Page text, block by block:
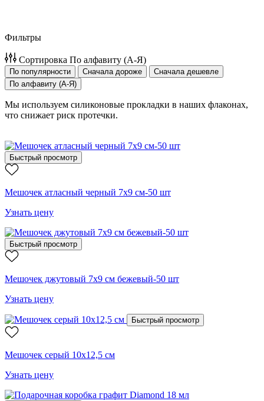
Фильтры
Сортировка По алфавиту (А-Я)
По популярности Сначала дороже
Сначала дешевле
По алфавиту (А-Я)
Мы используем силиконовые прокладки в наших флаконах,
что снижает риск протечки.
Быстрый просмотр
Мешочек атласный черный 7х9 см-50 шт
Узнать цену
Быстрый просмотр
Мешочек джутовый 7х9 см бежевый-50 шт
Узнать цену
Быстрый просмотр
Мешочек серый 10х12,5 см
Узнать цену